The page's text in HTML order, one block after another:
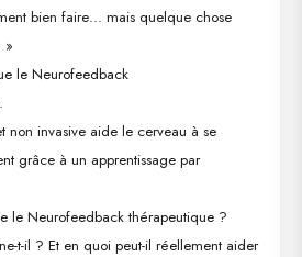
bien faire… mais quelque chose
»
le Neurofeedback
non invasive aide le cerveau à se
grâce à un apprentissage par
le Neurofeedback thérapeutique ?
t-il ? Et en quoi peut-il réellement aider